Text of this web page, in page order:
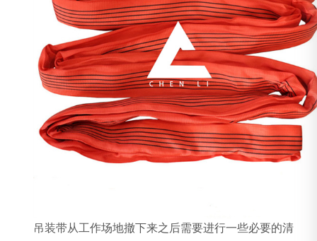
吊装带从工作场地撤下来之后需要进行一些必要的清